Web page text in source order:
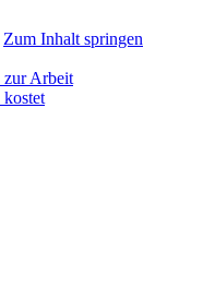
Zum Inhalt springen
zur Arbeit
kostet